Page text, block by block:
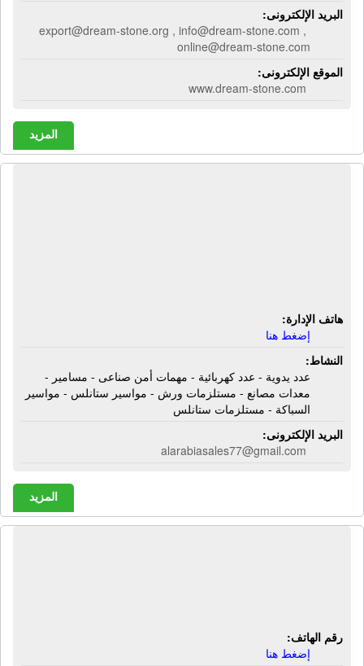
البريد الإلكترونى:
export@dream-stone.org , info@dream-stone.com ,
online@dream-stone.com
الموقع الإلكترونى:
www.dream-stone.com
المزيد
هاتف الإدارة:
إضغط هنا
النشاط:
عدد يدوية - عدد كهربائية - مهمات أمن صناعى - مسامير -
معدات مصانع - مستلزمات ورش - مواسير ستانلس - مواسير
السباكة - مستلزمات ستانلس
البريد الإلكترونى:
alarabiasales77@gmail.com
المزيد
رقم الهاتف:
إضغط هنا